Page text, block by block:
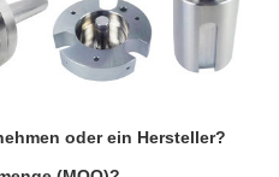
oder ein Hersteller?